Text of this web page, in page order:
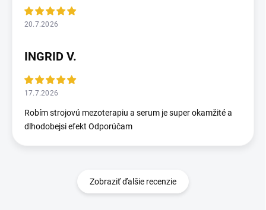
20.7.2026
INGRID V.
17.7.2026
Robím strojovú mezoterapiu a serum je super okamžité a
dlhodobejsi efekt Odporúčam
Zobraziť ďalšie recenzie